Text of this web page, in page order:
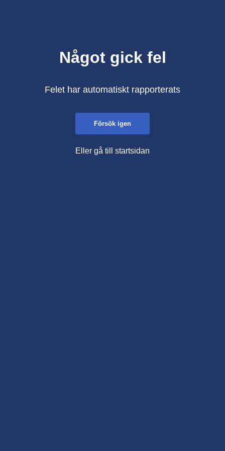
Något gick fel
Felet har automatiskt rapporterats
Försök igen
Eller gå till startsidan